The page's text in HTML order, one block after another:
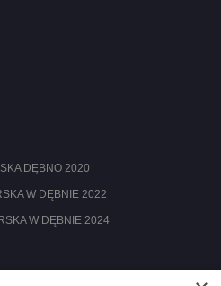
DĘBNO 2020
W DĘBNIE 2022
W DĘBNIE 2024